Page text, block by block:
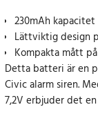
230mAh
Lättviktig design
Kompakta mått på
Detta batteri är en
Civic alarm siren.
7,2V erbjuder det